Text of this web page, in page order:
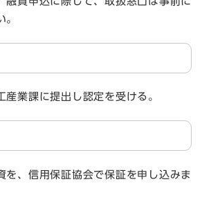
。
産業課に提出し認定を受ける。
を、信用保証協会で保証を申し込みま